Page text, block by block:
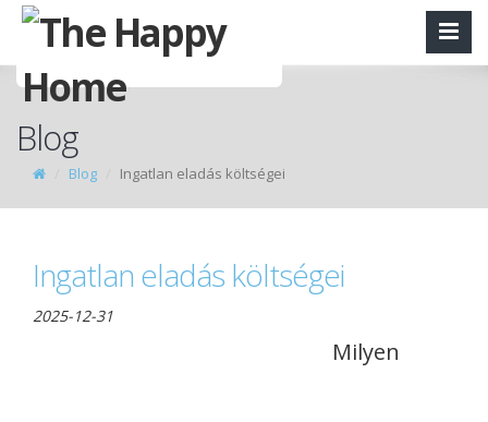
Blog
Blog Ingatlan eladás költségei
Ingatlan eladás költségei
2025-12-31
Milyen